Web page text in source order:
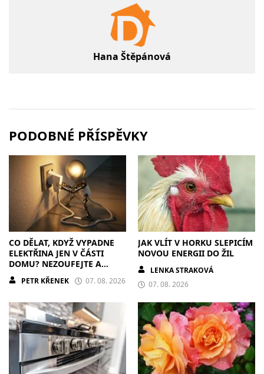
Hana Štěpánová
PODOBNÉ PŘÍSPĚVKY
CO DĚLAT, KDYŽ VYPADNE
ELEKTŘINA JEN V ČÁSTI
DOMU? NEZOUFEJTE A
POSTUPUJTE S CHLADNOU
HLAVOU
PETR KŘENEK 07. 08. 2026
JAK VLÍT V HORKU SLEPICÍM
NOVOU ENERGII DO ŽIL
LENKA STRAKOVÁ
07. 08. 2026